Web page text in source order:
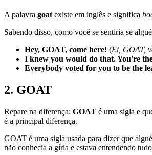
A palavra goat existe em inglês e significa
Sabendo disso, como você se sentiria se
Hey, GOAT, come here! (Ei, GOAT,
I knew you would do that. You're
Everybody voted for you to be the
2. GOAT
Repare na diferença: GOAT é uma sigla e
é a principal diferença.
GOAT é uma sigla usada para dizer que
não conhecia a gíria e estava entendendo